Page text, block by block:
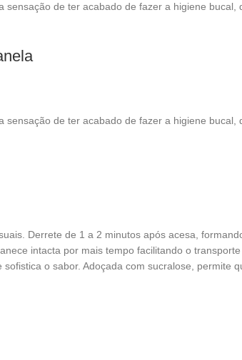
de ter acabado de fazer a higiene
de ter acabado de fazer a higiene
Derrete de 1 a 2 minutos após acesa,
intacta por mais tempo facilitando o
o sabor. Adoçada com sucralose, permite